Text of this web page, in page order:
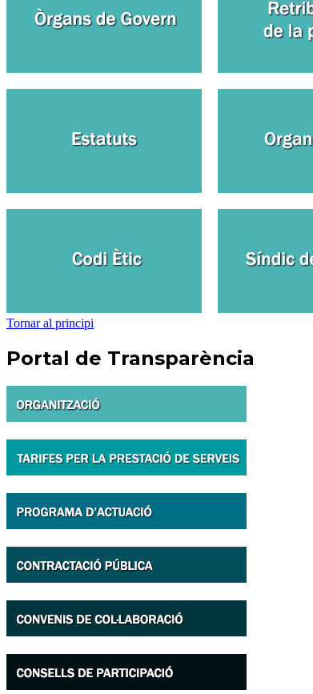
Tornar al principi
Portal de Transparència